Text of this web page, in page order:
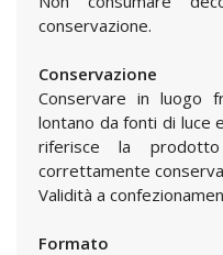
conservazione.
Conservazione
Conservare in luogo
lontano da fonti di luce
riferisce la
correttamente
Validità a
Formato